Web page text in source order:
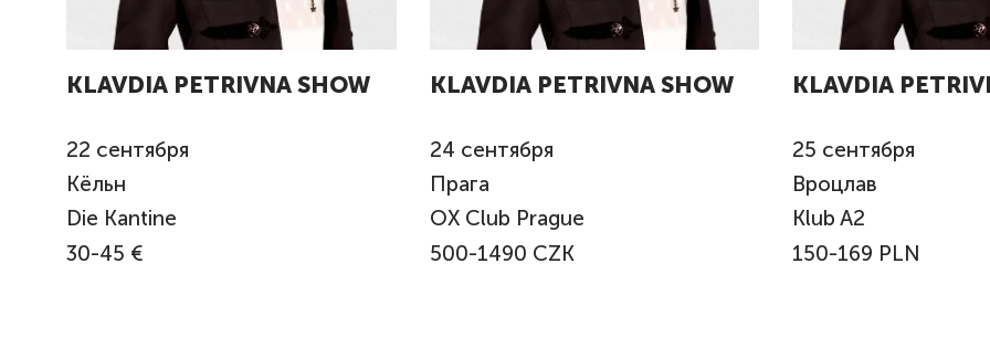
KLAVDIA PETRIVNA SHOW
22 сентября
Кёльн
Die Kantine
30-45 €
KLAVDIA PETRIVNA SHOW
24 сентября
Прага
OX Club Prague
500-1490 CZK
KLAVDIA
25 сентября
Вроцлав
Klub A2
150-169 PLN